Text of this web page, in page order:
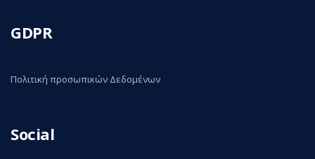
GDPR
Πολιτική προσωπικών Δεδομένων
Social